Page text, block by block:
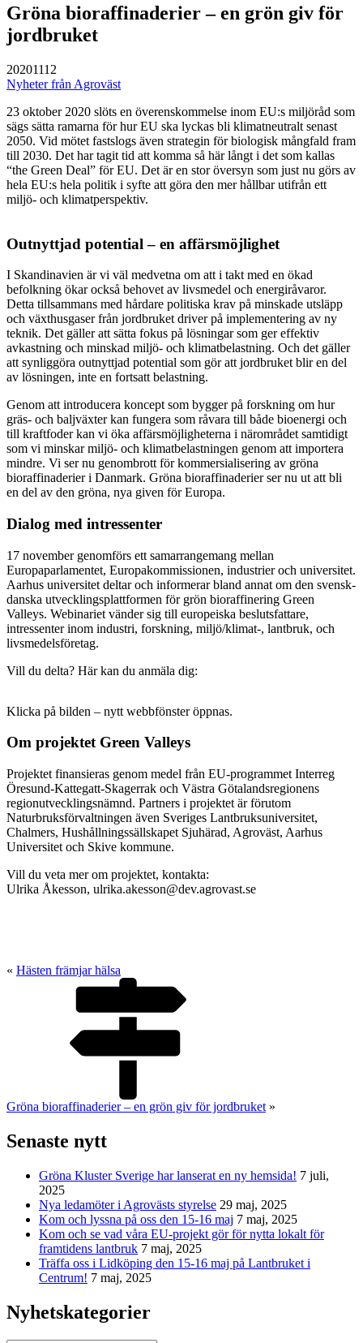
Gröna bioraffinaderier – en grön giv för
jordbruket
20201112
Nyheter från Agroväst
23 oktober 2020 slöts en överenskommelse inom EU:s miljöråd som
sägs sätta ramarna för hur EU ska lyckas bli klimatneutralt senast
2050. Vid mötet fastslogs även strategin för biologisk mångfald fram
till 2030. Det har tagit tid att komma så här långt i det som kallas
“the Green Deal” för EU. Det är en stor översyn som just nu görs av
hela EU:s hela politik i syfte att göra den mer hållbar utifrån ett
miljö- och klimatperspektiv.
Outnyttjad potential – en affärsmöjlighet
I Skandinavien är vi väl medvetna om att i takt med en ökad
befolkning ökar också behovet av livsmedel och energiråvaror.
Detta tillsammans med hårdare politiska krav på minskade utsläpp
och växthusgaser från jordbruket driver på implementering av ny
teknik. Det gäller att sätta fokus på lösningar som ger effektiv
avkastning och minskad miljö- och klimatbelastning. Och det gäller
att synliggöra outnyttjad potential som gör att jordbruket blir en del
av lösningen, inte en fortsatt belastning.
Genom att introducera koncept som bygger på forskning om hur
gräs- och baljväxter kan fungera som råvara till både bioenergi och
till kraftfoder kan vi öka affärsmöjligheterna i närområdet samtidigt
som vi minskar miljö- och klimatbelastningen genom att importera
mindre. Vi ser nu genombrott för kommersialisering av gröna
bioraffinaderier i Danmark. Gröna bioraffinaderier ser nu ut att bli
en del av den gröna, nya given för Europa.
Dialog med intressenter
17 november genomförs ett samarrangemang mellan
Europaparlamentet, Europakommissionen, industrier och universitet.
Aarhus universitet deltar och informerar bland annat om den svensk-
danska utvecklingsplattformen för grön bioraffinering Green
Valleys. Webinariet vänder sig till europeiska beslutsfattare,
intressenter inom industri, forskning, miljö/klimat-, lantbruk, och
livsmedelsföretag.
Vill du delta? Här kan du anmäla dig:
Klicka på bilden – nytt webbfönster öppnas.
Om projektet Green Valleys
Projektet finansieras genom medel från EU-programmet Interreg
Öresund-Kattegatt-Skagerrak och Västra Götalandsregionens
regionutvecklingsnämnd. Partners i projektet är förutom
Naturbruksförvaltningen även Sveriges Lantbruksuniversitet,
Chalmers, Hushållningssällskapet Sjuhärad, Agroväst, Aarhus
Universitet och Skive kommune.
Vill du veta mer om projektet, kontakta:
Ulrika Åkesson, ulrika.akesson@dev.agrovast.se
« Hästen främjar hälsa
Gröna bioraffinaderier – en grön giv för jordbruket »
Senaste nytt
Gröna Kluster Sverige har lanserat en ny hemsida! 7 juli,
2025
Nya ledamöter i Agrovästs styrelse 29 maj, 2025
Kom och lyssna på oss den 15-16 maj 7 maj, 2025
Kom och se vad våra EU-projekt gör för nytta lokalt för
framtidens lantbruk 7 maj, 2025
Träffa oss i Lidköping den 15-16 maj på Lantbruket i
Centrum! 7 maj, 2025
Nyhetskategorier